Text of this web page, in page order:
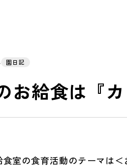
園日記
お給食は『
室の食育活動のテーマは